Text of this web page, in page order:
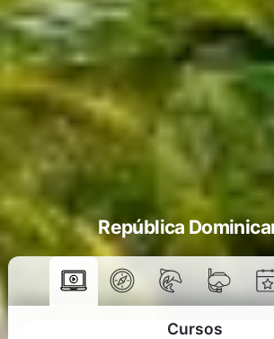
República
Cursos